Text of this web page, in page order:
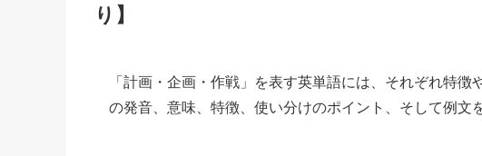
り】
「計画・企画・作戦」を表す英単語には、それぞれ特
の発音、意味、特徴、使い分けのポイント、そして例文